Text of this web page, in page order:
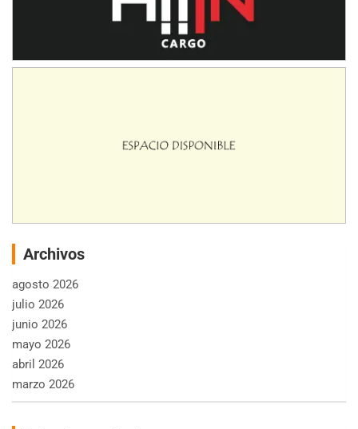
Archivos
agosto 2026
julio 2026
junio 2026
mayo 2026
abril 2026
marzo 2026